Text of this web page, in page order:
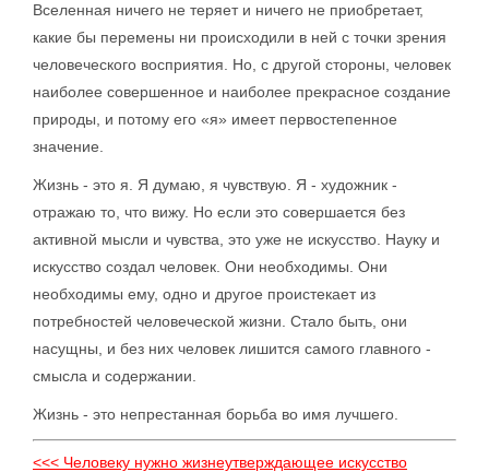
Вселенная ничего не теряет и ничего не приобретает,
какие бы перемены ни происходили в ней с точки зрения
человеческого восприятия. Но, с другой стороны, человек
наиболее совершенное и наиболее прекрасное создание
природы, и потому его «я» имеет первостепенное
значение.
Жизнь - это я. Я думаю, я чувствую. Я - художник -
отражаю то, что вижу. Но если это совершается без
активной мысли и чувства, это уже не искусство. Науку и
искусство создал человек. Они необходимы. Они
необходимы ему, одно и другое проистекает из
потребностей человеческой жизни. Стало быть, они
насущны, и без них человек лишится самого главного -
смысла и содержании.
Жизнь - это непрестанная борьба во имя лучшего.
<<< Человеку нужно жизнеутверждающее искусство